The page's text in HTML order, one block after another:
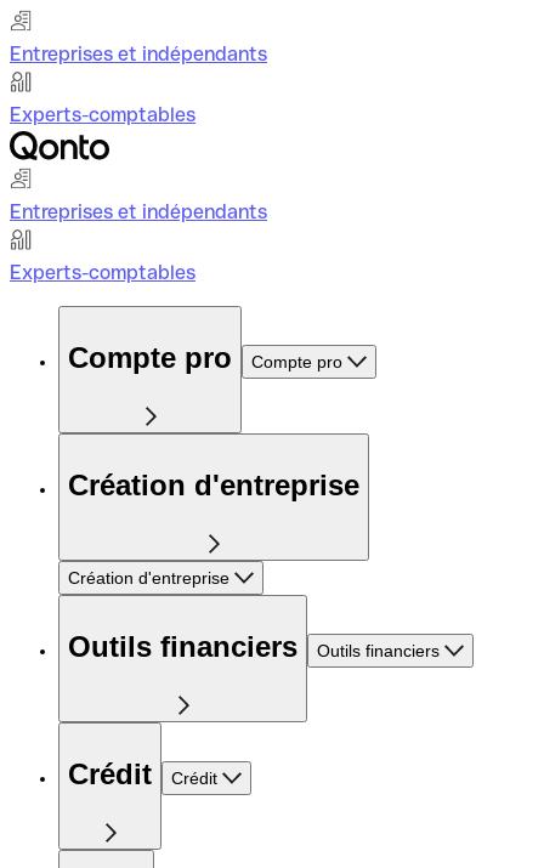
Entreprises et indépendants
Experts-comptables
Entreprises et indépendants
Experts-comptables
Compte pro Compte pro
Création d'entreprise
Création d'entreprise
Outils financiers Outils financiers
Crédit Crédit